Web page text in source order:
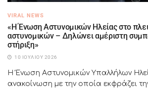
VIRAL NEWS
«Η Ένωση Αστυνομικών Ηλείας στο
αστυνομικών – Δηλώνει αμέριστη
στήριξη»
10 ΙΟΥΛΊΟΥ 2026
Η Ένωση Αστυνομικών Υπαλλήλων
ανακοίνωση με την οποία εκφράζει